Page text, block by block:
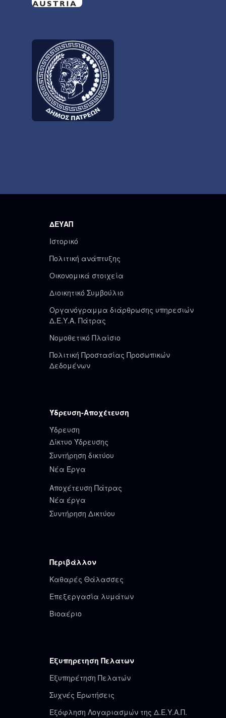
ΔΕΥΑΠ
Ιστορικό
Πολιτική ανάπτυξης
Οικονομικά στοιχεία
Διοικητικό Συμβούλιο
Οργανόγραμμα διάρθρωσης υπηρεσιών
Δ.Ε.Υ.Α. Πάτρας
Νομοθετικό Πλαίσιο
Πολιτική Προστασίας Προσωπικών
Δεδομένων
Ύδρευση-Αποχέτευση
Ύδρευση
Δίκτυο Ύδρευσης
Συντήρηση δικτύου
Νέα Έργα
Αποχέτευση Πάτρας
Νέα έργα
Συντήρηση Δικτύου
Περιβάλλον
Καθαρές Θάλασσες
Επεξεργασία λυμάτων
Βιοαέριο
Εξυπηρετηση Πελατων
Εξυπηρέτηση Πελατών
Συχνές Ερωτήσεις
Εξόφληση Λογαριασμών της Δ.Ε.Υ.Α.Π.